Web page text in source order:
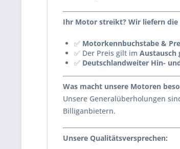
Ihr Motor streikt? Wir liefern die
✅ Motorkennbuchstabe &
✅ Der Preis gilt im Austausch
✅ Deutschlandweiter Hin-
Was macht unsere Motoren
Unsere Generalüberholungen
Billiganbietern.
Unsere Qualitätsversprechen: